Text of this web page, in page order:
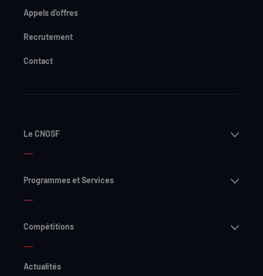
Appels d'offres
Recrutement
Contact
Le CNOSF
Programmes et Services
Compétitions
Actualités